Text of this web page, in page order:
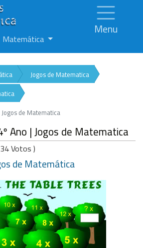
Menu
Matemática
Jogos de Matematica
de Matematica
Ano | Jogos de Matematica
Votos )
de Matemática